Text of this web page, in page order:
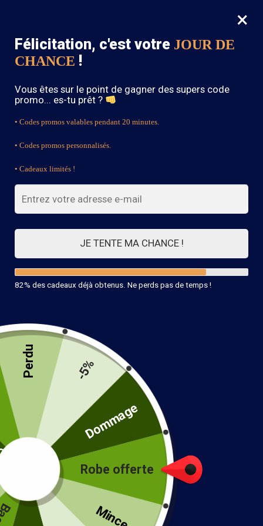
0
SOLDES : -15% sur toute la boutique avec le code « BOHEME15 »
×
Félicitation, c'est votre JOUR DE
CHANCE !
Vous êtes sur le point de gagner des supers code
promo... es-tu prêt ?
• Codes promos valables pendant 20 minutes.
• Codes promos personnalisés.
• Cadeaux limités !
JE TENTE MA CHANCE !
82% des cadeaux déjà obtenus. Ne perds pas de temps !
Robe offerte
Perdu -5%
Dommage